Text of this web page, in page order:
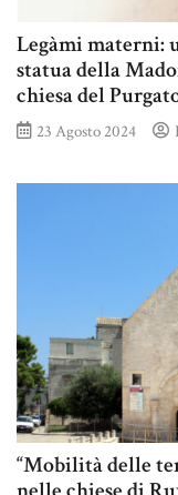
Legàmi materni:
statua della
chiesa del
23 Agosto 2024
“Mobilità delle